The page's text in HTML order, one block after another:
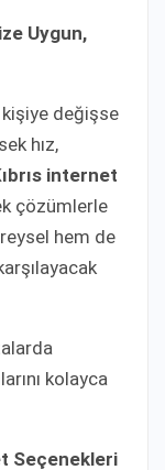
Uygun,
değişse
hız,
internet
çözümlerle
hem de
kolayca
Seçenekleri